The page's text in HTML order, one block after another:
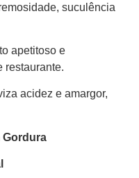
suculência
apetitoso e
restaurante.
acidez e amargor,
Gordura